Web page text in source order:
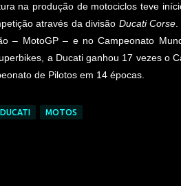
na produção de motociclos teve
através da divisão Ducati Corse.
– MotoGP – e no Campeonato
a Ducati ganhou 17 vezes o
de Pilotos em 14 épocas.
DUCATI MOTOS